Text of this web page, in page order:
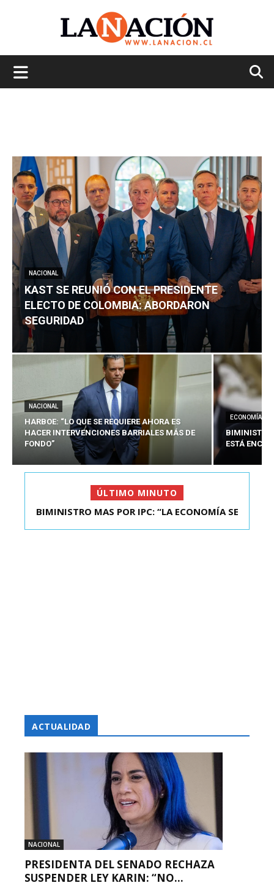
NACIONAL
KAST SE REUNIÓ CON EL PRESIDENTE
ELECTO DE COLOMBIA: ABORDARON
SEGURIDAD
NACIONAL
HARBOE: “LO QUE SE REQUIERE AHORA ES
HACER INTERVENCIONES BARRIALES MÁS DE
FONDO”
ECONOMÍA
BIMINISTRO
ESTÁ
ÚLTIMO MINUTO
KAST SE REUNIÓ CON EL PRESIDENTE ELECTO DE
BIMINISTRO MAS POR IPC: “LA ECONOMÍA SE
ACTUALIDAD
NACIONAL
PRESIDENTA DEL SENADO RECHAZA
SUSPENDER LEY KARIN: “NO...